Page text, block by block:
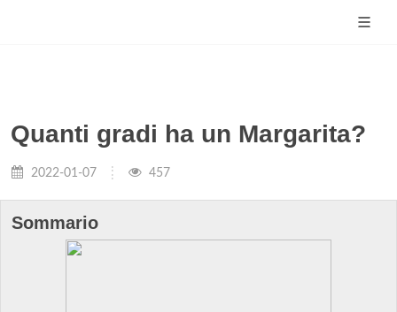
Quanti gradi ha un Margarita?
2022-01-07 457
Sommario